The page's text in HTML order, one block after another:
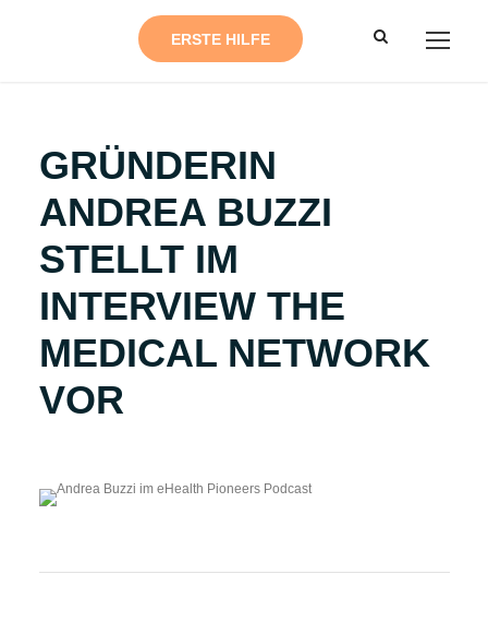
ERSTE HILFE
GRÜNDERIN
ANDREA BUZZI
STELLT IM
INTERVIEW THE
MEDICAL NETWORK
VOR